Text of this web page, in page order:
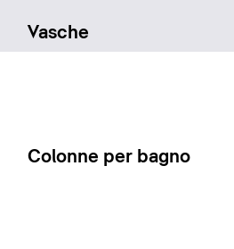
Vasche
Colonne per bagno